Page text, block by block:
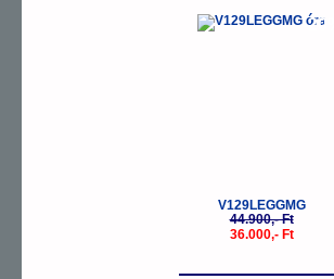
-20%
V129LEGGMG
44.900,- Ft
36.000,- Ft